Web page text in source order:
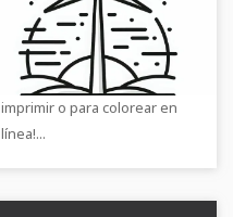
en tierra gratis
¡Consigue ahora una plantilla
de dibujo gratuita de un
parque eólico! ¡Perfecta para
imprimir o para colorear en
línea!...